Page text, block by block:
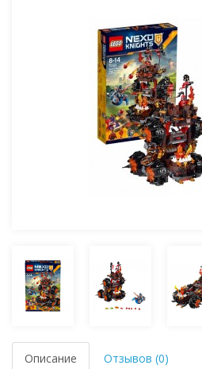
Описание Отзывов (0)